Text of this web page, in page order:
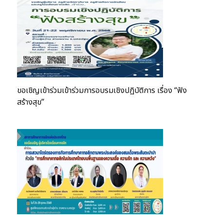
ขอเชิญเข้าร่วมเข้าร่วมการอบรมเชิงปฏิบัติการ เรื่อง “ฟัง
สร้างสุข”